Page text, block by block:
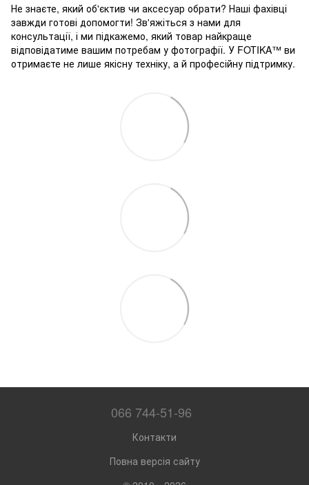
Не знаєте, який об'єктив чи аксесуар обрати? Наші фахівці
завжди готові допомогти! Зв'яжіться з нами для
консультації, і ми підкажемо, який товар найкраще
відповідатиме вашим потребам у фотографії. У FOTIKA™ ви
отримаєте не лише якісну техніку, а й професійну підтримку.
066 744-51-96
Контакти
Повна версія сайту